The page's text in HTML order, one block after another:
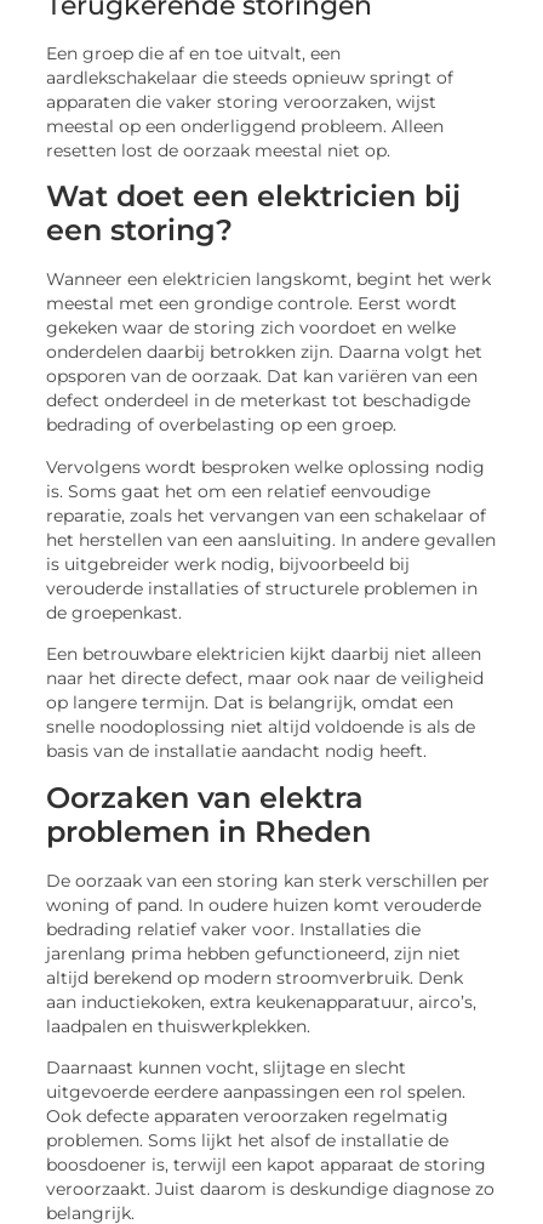
Een groep die af en toe uitvalt, een
aardlekschakelaar die steeds opnieuw springt of
apparaten die vaker storing veroorzaken, wijst
meestal op een onderliggend probleem. Alleen
resetten lost de oorzaak meestal niet op.
Wat doet een elektricien bij
een storing?
Wanneer een elektricien langskomt, begint het werk
meestal met een grondige controle. Eerst wordt
gekeken waar de storing zich voordoet en welke
onderdelen daarbij betrokken zijn. Daarna volgt het
opsporen van de oorzaak. Dat kan variëren van een
defect onderdeel in de meterkast tot beschadigde
bedrading of overbelasting op een groep.
Vervolgens wordt besproken welke oplossing nodig
is. Soms gaat het om een relatief eenvoudige
reparatie, zoals het vervangen van een schakelaar of
het herstellen van een aansluiting. In andere gevallen
is uitgebreider werk nodig, bijvoorbeeld bij
verouderde installaties of structurele problemen in
de groepenkast.
Een betrouwbare elektricien kijkt daarbij niet alleen
naar het directe defect, maar ook naar de veiligheid
op langere termijn. Dat is belangrijk, omdat een
snelle noodoplossing niet altijd voldoende is als de
basis van de installatie aandacht nodig heeft.
Oorzaken van elektra
problemen in Rheden
De oorzaak van een storing kan sterk verschillen per
woning of pand. In oudere huizen komt verouderde
bedrading relatief vaker voor. Installaties die
jarenlang prima hebben gefunctioneerd, zijn niet
altijd berekend op modern stroomverbruik. Denk
aan inductiekoken, extra keukenapparatuur, airco’s,
laadpalen en thuiswerkplekken.
Daarnaast kunnen vocht, slijtage en slecht
uitgevoerde eerdere aanpassingen een rol spelen.
Ook defecte apparaten veroorzaken regelmatig
problemen. Soms lijkt het alsof de installatie de
boosdoener is, terwijl een kapot apparaat de storing
veroorzaakt. Juist daarom is deskundige diagnose zo
belangrijk.